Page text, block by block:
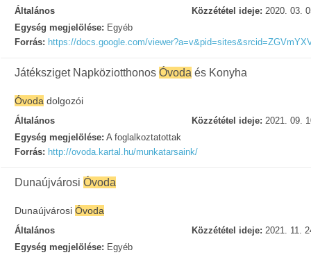
Általános Közzététel ideje: 2020. 03.
Egység megjelölése: Egyéb
Forrás: https://docs.google.com/
Játéksziget Napköziotthonos Óvoda és Konyha
Óvoda dolgozói
Általános Közzététel ideje: 2021. 09.
Egység megjelölése: A foglalkoztatottak
Forrás: http://ovoda.kartal.hu/munkatarsaink/
Dunaújvárosi Óvoda
Dunaújvárosi Óvoda
Általános Közzététel ideje: 2021. 11.
Egység megjelölése: Egyéb